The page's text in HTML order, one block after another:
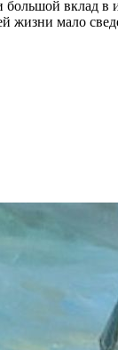
вклад в
мало